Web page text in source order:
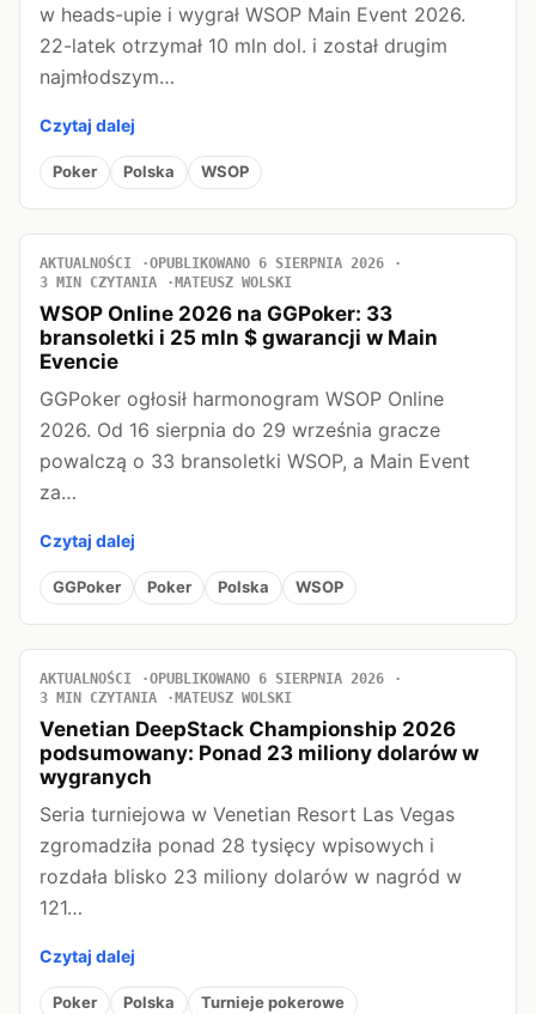
w heads-upie i wygrał WSOP Main Event 2026.
22-latek otrzymał 10 mln dol. i został drugim
najmłodszym…
Czytaj dalej
Poker Polska WSOP
AKTUALNOŚCI
OPUBLIKOWANO 6 SIERPNIA 2026
3 MIN CZYTANIA
MATEUSZ WOLSKI
WSOP Online 2026 na GGPoker: 33
bransoletki i 25 mln $ gwarancji w Main
Evencie
GGPoker ogłosił harmonogram WSOP Online
2026. Od 16 sierpnia do 29 września gracze
powalczą o 33 bransoletki WSOP, a Main Event
za…
Czytaj dalej
GGPoker Poker Polska WSOP
AKTUALNOŚCI
OPUBLIKOWANO 6 SIERPNIA 2026
3 MIN CZYTANIA
MATEUSZ WOLSKI
Venetian DeepStack Championship 2026
podsumowany: Ponad 23 miliony dolarów w
wygranych
Seria turniejowa w Venetian Resort Las Vegas
zgromadziła ponad 28 tysięcy wpisowych i
rozdała blisko 23 miliony dolarów w nagród w
121…
Czytaj dalej
Poker Polska Turnieje pokerowe